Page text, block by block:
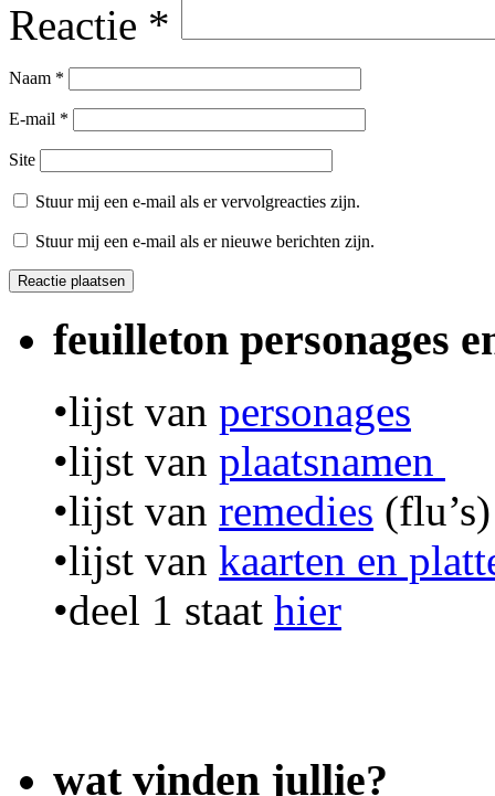
Reactie *
Naam *
E-mail *
Site
Stuur mij een e-mail als er vervolgreacties zijn.
Stuur mij een e-mail als er nieuwe berichten zijn.
feuilleton personages
•lijst van personages
•lijst van plaatsnamen
•lijst van remedies (flu’s)
•lijst van kaarten en
•deel 1 staat hier
wat vinden jullie?